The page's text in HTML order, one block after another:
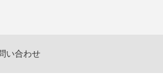
い合わせ